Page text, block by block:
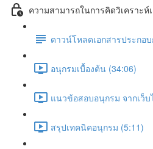
ความสามารถในการคิดวิเคราะ
ดาวน์โหลดเอกสารประกอ
อนุกรมเบื้องต้น (34:06)
แนวข้อสอบอนุกรม จากเว็
สรุปเทคนิคอนุกรม (5:11)